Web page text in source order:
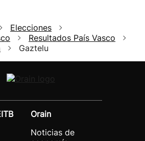
Elecciones
Resultados País Vasco
Gaztelu
Orain
Noticias de